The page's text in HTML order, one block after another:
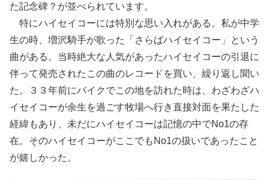
た記念碑？が並べられています。
特にハイセイコーには特別な思い入れがある。私が中学
生の時、増沢騎手が歌った「さらばハイセイコー」という
曲がある。当時絶大な人気があったハイセイコーの引退に
伴って発売されたこの曲のレコードを買い、繰り返し聞い
た。３３年前にバイクでこの地を訪れた時は、わざわざハ
イセイコーが余生を過ごす牧場へ行き直接対面を果たした
経緯もあり、未だにハイセイコーは記憶の中でNo1の存
在。そのハイセイコーがここでもNo1の扱いであったこと
が嬉しかった。